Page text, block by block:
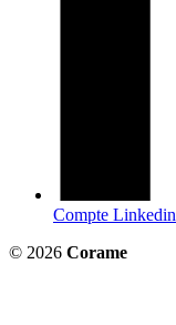
Compte Linkedin
© 2026 Corame